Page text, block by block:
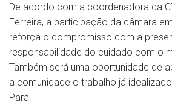
De acordo com a coordenadora da
Ferreira, a participação da câmara
reforça o compromisso com a
responsabilidade do cuidado com o
Também será uma oportunidade de
a comunidade o trabalho já
Pará.